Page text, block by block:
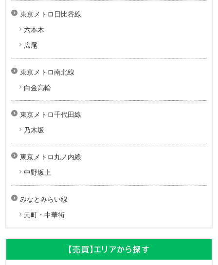
東京メトロ日比谷線
六本木
広尾
東京メトロ南北線
白金高輪
東京メトロ千代田線
乃木坂
東京メトロ丸ノ内線
中野坂上
みなとみらい線
元町・中華街
【売買】エリアから探す